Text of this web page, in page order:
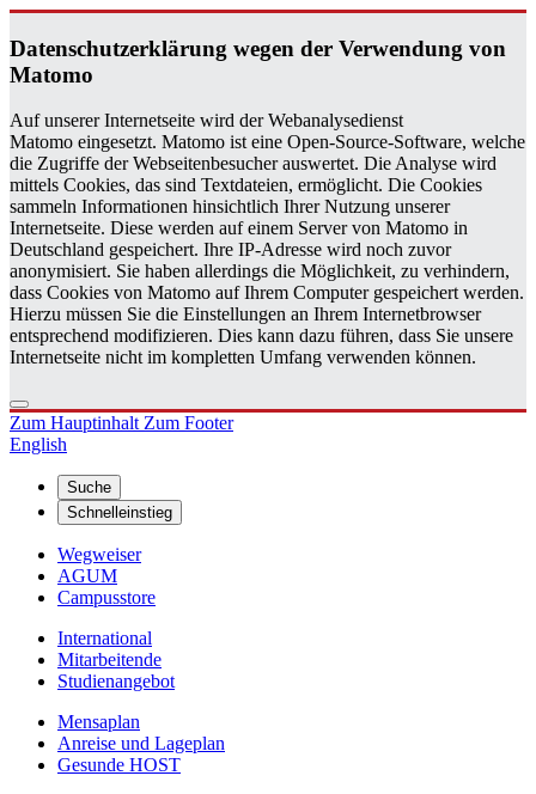
Da­ten­schutz­er­klä­rung wegen der Ver­wen­dung von
Ma­to­mo
Auf unserer Internetseite wird der Webanalysedienst
Matomo eingesetzt. Matomo ist eine Open-Source-Software, welche
die Zugriffe der Webseitenbesucher auswertet. Die Analyse wird
mittels Cookies, das sind Textdateien, ermöglicht. Die Cookies
sammeln Informationen hinsichtlich Ihrer Nutzung unserer
Internetseite. Diese werden auf einem Server von Matomo in
Deutschland gespeichert. Ihre IP-Adresse wird noch zuvor
anonymisiert. Sie haben allerdings die Möglichkeit, zu verhindern,
dass Cookies von Matomo auf Ihrem Computer gespeichert werden.
Hierzu müssen Sie die Einstellungen an Ihrem Internetbrowser
entsprechend modifizieren. Dies kann dazu führen, dass Sie unsere
Internetseite nicht im kompletten Umfang verwenden können.
Zum HauptinhaltZum Footer
English
Suche
Schnelleinstieg
Wegweiser
AGUM
Campusstore
International
Mitarbeitende
Studienangebot
Mensaplan
Anreise und Lageplan
Gesunde HOST